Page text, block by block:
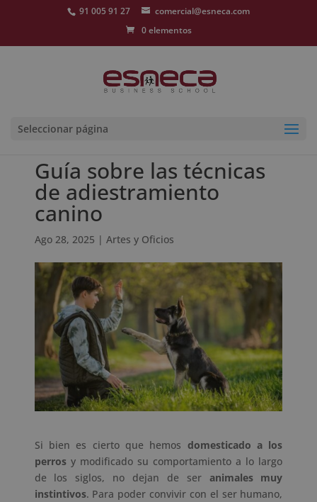
91 005 91 27
comercial@esneca.com
0 elementos
Seleccionar página
Guía sobre las técnicas
de adiestramiento
canino
Ago 28, 2025 | Artes y Oficios
Si bien es cierto que hemos domesticado a los
perrosy modificado su comportamiento a lo largo
de los siglos, no dejan de ser animales muy
instintivos. Para poder convivir con el ser humano,